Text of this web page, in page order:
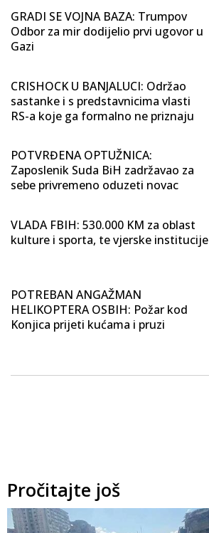
GRADI SE VOJNA BAZA: Trumpov
Odbor za mir dodijelio prvi ugovor u
Gazi
CRISHOCK U BANJALUCI: Održao
sastanke i s predstavnicima vlasti
RS-a koje ga formalno ne priznaju
POTVRĐENA OPTUŽNICA:
Zaposlenik Suda BiH zadržavao za
sebe privremeno oduzeti novac
VLADA FBIH: 530.000 KM za oblast
kulture i sporta, te vjerske institucije
POTREBAN ANGAŽMAN
HELIKOPTERA OSBIH: Požar kod
Konjica prijeti kućama i pruzi
Pročitajte još